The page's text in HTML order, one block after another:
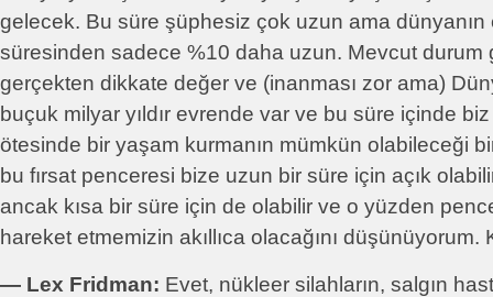
gelecek. Bu süre şüphesiz çok uzun ama
süresinden sadece %10 daha uzun. Mevcut durum
gerçekten dikkate değer ve (inanması zor ama)
buçuk milyar yıldır evrende var ve bu süre içinde biz
ötesinde bir yaşam kurmanın mümkün olabileceği
bu fırsat penceresi bize uzun bir süre için açık
ancak kısa bir süre için de olabilir ve o yüzden
hareket etmemizin akıllıca olacağını düşünüyorum.
― Lex Fridman: Evet, nükleer silahların, salgın